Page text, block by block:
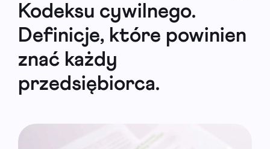
Kodeksu cywilnego.
Definicje, które powinien
znać każdy
przedsiębiorca.